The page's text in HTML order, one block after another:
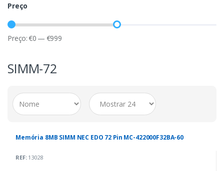
Preço
Preço:€0 — €999
SIMM-72
Memória 8MB SIMM NEC EDO 72 Pin MC-422000F32BA-60
REF:13028